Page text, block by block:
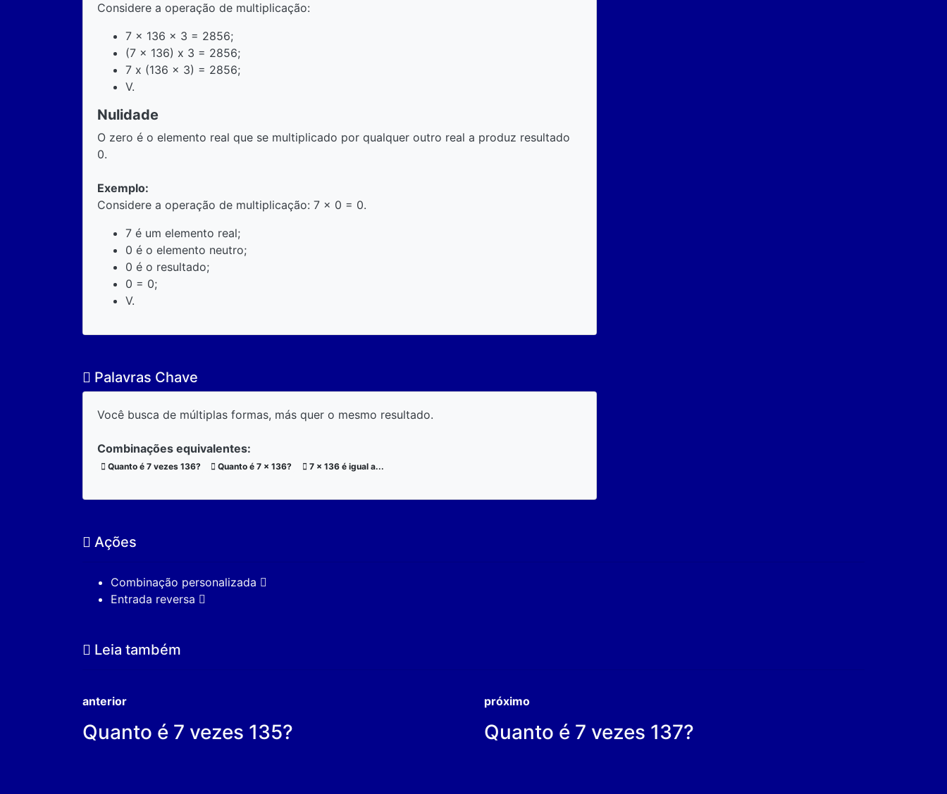
Considere a operação de multiplicação:
7 x 136 x 3 = 2856;
(7 x 136) x 3 = 2856;
7 x (136 x 3) = 2856;
V.
Nulidade
O zero é o elemento real que se multiplicado por qualquer outro real a produz resultado
0.
Exemplo:
Considere a operação de multiplicação: 7 x 0 = 0.
7 é um elemento real;
0 é o elemento neutro;
0 é o resultado;
0 = 0;
V.
Palavras Chave
Você busca de múltiplas formas, más quer o mesmo resultado.
Combinações equivalentes:
Quanto é 7 vezes 136? Quanto é 7 x 136? 7 x 136 é igual a...
Ações
Combinação personalizada
Entrada reversa
Leia também
anterior
Quanto é 7 vezes 135?
próximo
Quanto é 7 vezes 137?